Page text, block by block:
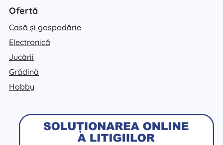
Ofertă
Casă și gospodărie
Electronică
Jucării
Grădină
Hobby